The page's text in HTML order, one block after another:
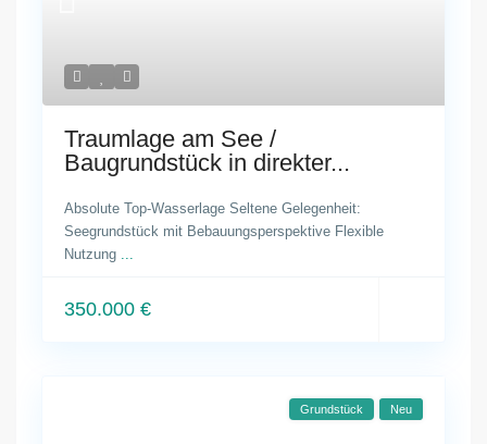
Traumlage am See /
Baugrundstück in direkter...
Absolute Top-Wasserlage Seltene Gelegenheit:
Seegrundstück mit Bebauungsperspektive Flexible
Nutzung ...
350.000 €
Grundstück Neu